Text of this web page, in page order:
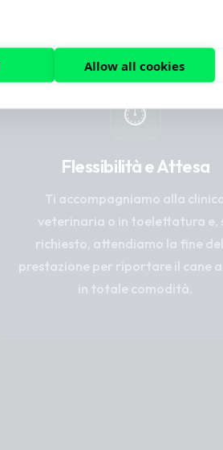
⏱️
Flessibilità e Attesa
Ti accompagniamo alla
veterinaria o in toelettatura e,
richiesto, attendiamo la fine
prestazione per riportare il cane a
in totale comodità.
Allow all cookies